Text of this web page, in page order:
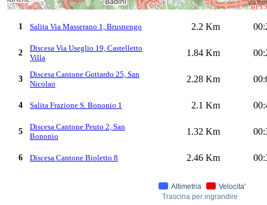
1 Salita Via Masserano 1, Brusnengo 2.2 Km
2
Discesa Via Useglio 19, Castelletto
Villa
1.84 Km
3
Discesa Cantone Gottardo 25, San
Nicolao
2.28 Km
4 Salita Frazione S. Bononio 1 2.1 Km
5
Discesa Cantone Peuto 2, San
Bononio
1.32 Km
6 Discesa Cantone Bioletto 8 2.46 Km
Trascina per ingrandire
Altimetria Velocita'